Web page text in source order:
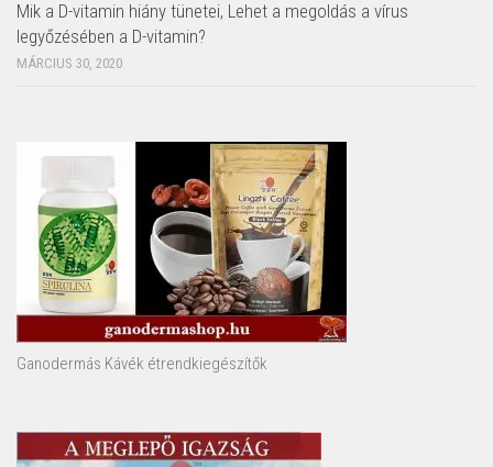
Mik a D-vitamin hiány tünetei, Lehet a megoldás a vírus
legyőzésében a D-vitamin?
MÁRCIUS 30, 2020
Ganodermás Kávék étrendkiegészítők